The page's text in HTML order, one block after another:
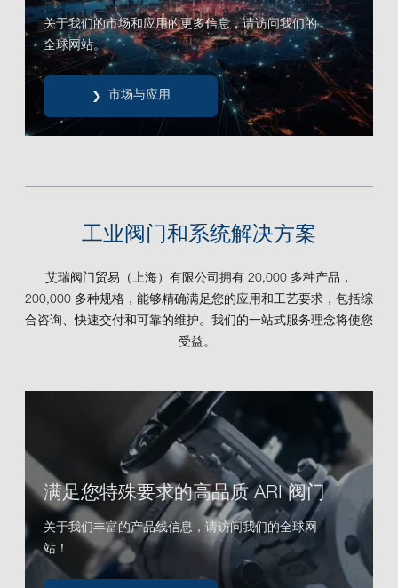
关于我们的市场和应用的更多信息，请访问我们的
全球网站。
市场与应用
工业阀门和系统解决方案
艾瑞阀门贸易（上海）有限公司拥有 20,000 多种产品，
200,000 多种规格，能够精确满足您的应用和工艺要求，包括综
合咨询、快速交付和可靠的维护。我们的一站式服务理念将使您
受益。
满足您特殊要求的高品质 ARI 阀门
关于我们丰富的产品线信息，请访问我们的全球网
站！